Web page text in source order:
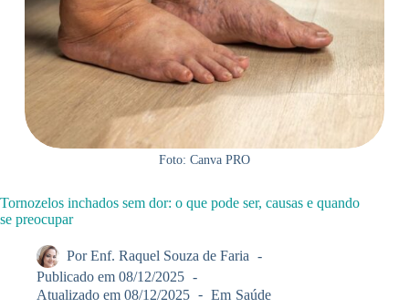
Foto: Canva PRO
Tornozelos inchados sem dor: o que pode ser, causas e quando
se preocupar
Por Enf. Raquel Souza de Faria
Publicado em 08/12/2025
Atualizado em 08/12/2025 Em Saúde